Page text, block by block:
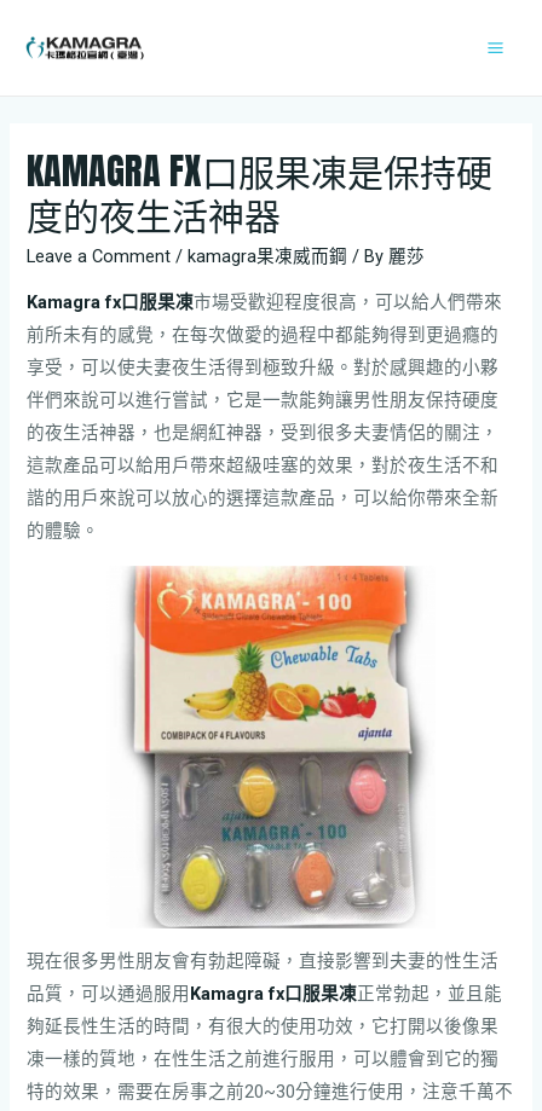
KAMAGRA FX口服果凍是保持硬
度的夜生活神器
Leave a Comment /kamagra果凍威而鋼 / By 麗莎
Kamagra fx口服果凍市場受歡迎程度很高，可以給人們帶來
前所未有的感覺，在每次做愛的過程中都能夠得到更過癮的
享受，可以使夫妻夜生活得到極致升級。對於感興趣的小夥
伴們來說可以進行嘗試，它是一款能夠讓男性朋友保持硬度
的夜生活神器，也是網紅神器，受到很多夫妻情侶的關注，
這款產品可以給用戶帶來超級哇塞的效果，對於夜生活不和
諧的用戶來說可以放心的選擇這款產品，可以給你帶來全新
的體驗。
現在很多男性朋友會有勃起障礙，直接影響到夫妻的性生活
品質，可以通過服用 Kamagra fx口服果凍正常勃起，並且能
夠延長性生活的時間，有很大的使用功效，它打開以後像果
凍一樣的質地，在性生活之前進行服用，可以體會到它的獨
特的效果，需要在房事之前20~30分鐘進行使用，注意千萬不